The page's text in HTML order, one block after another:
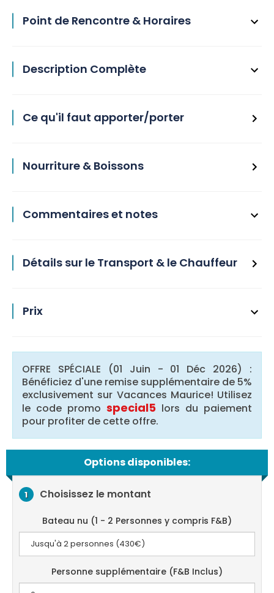
Point de Rencontre & Horaires
Description Complète
Ce qu'il faut apporter/porter
Nourriture & Boissons
Commentaires et notes
Détails sur le Transport & le Chauffeur
Prix
OFFRE SPÉCIALE (01 Juin - 01 Déc 2026) :
Bénéficiez d'une remise supplémentaire de 5%
exclusivement sur Vacances Maurice! Utilisez
le code promo special5 lors du paiement
pour profiter de cette offre.
Options disponibles:
1 Choisissez le montant
Bateau nu (1 - 2 Personnes y compris F&B)
Personne supplémentaire (F&B Inclus)